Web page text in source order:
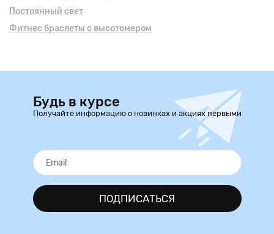
Постоянный свет
Фитнес браслеты с высотомером
Будь в курсе
Получайте информацию о новинках и акциях первыми
ПОДПИСАТЬСЯ